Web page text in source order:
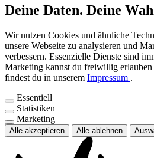
Deine Daten. Deine
Wir nutzen Cookies und ähnliche
unsere Webseite zu analysieren und
verbessern. Essenzielle Dienste sind
Marketing kannst du freiwillig erlauben
findest du in unserem Impressum .
Essentiell
Statistiken
Marketing
Alle akzeptieren Alle ablehnen